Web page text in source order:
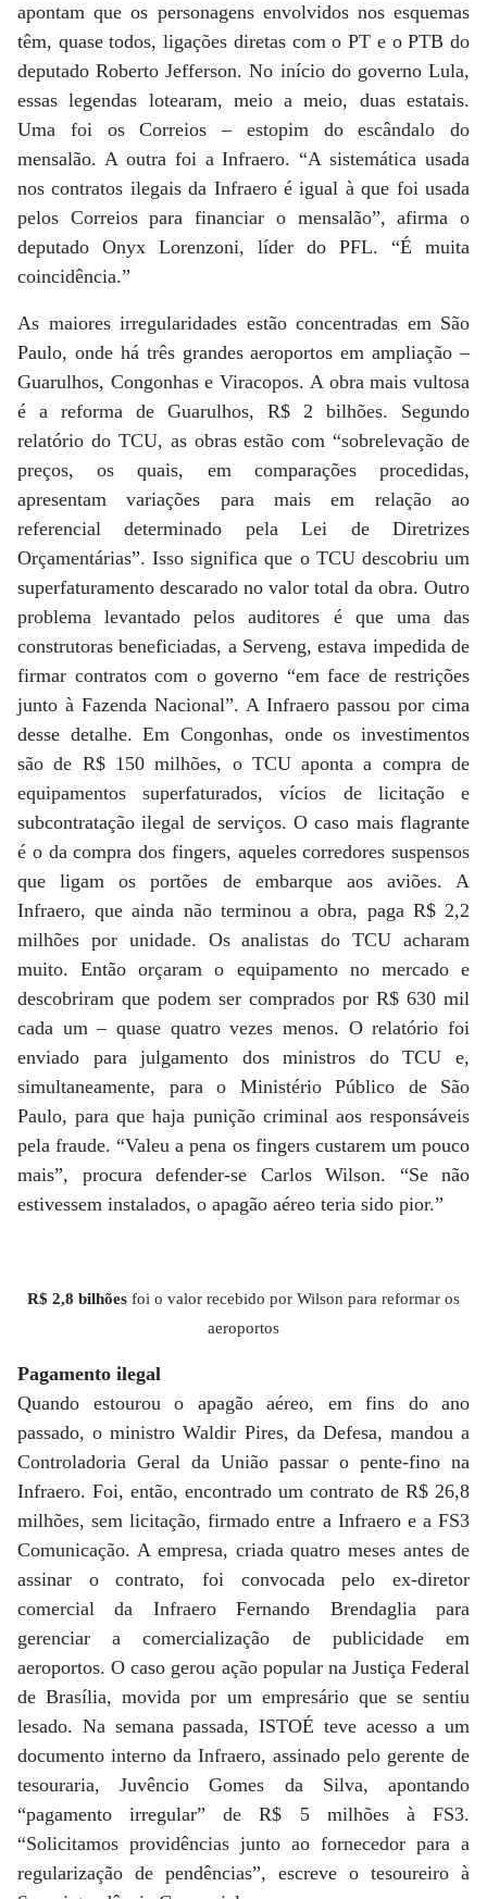
apontam que os personagens envolvidos nos esquemas
têm, quase todos, ligações diretas com o PT e o PTB do
deputado Roberto Jefferson. No início do governo Lula,
essas legendas lotearam, meio a meio, duas estatais.
Uma foi os Correios – estopim do escândalo do
mensalão. A outra foi a Infraero. “A sistemática usada
nos contratos ilegais da Infraero é igual à que foi usada
pelos Correios para financiar o mensalão”, afirma o
deputado Onyx Lorenzoni, líder do PFL. “É muita
coincidência.”
As maiores irregularidades estão concentradas em São
Paulo, onde há três grandes aeroportos em ampliação –
Guarulhos, Congonhas e Viracopos. A obra mais vultosa
é a reforma de Guarulhos, R$ 2 bilhões. Segundo
relatório do TCU, as obras estão com “sobrelevação de
preços, os quais, em comparações procedidas,
apresentam variações para mais em relação ao
referencial determinado pela Lei de Diretrizes
Orçamentárias”. Isso significa que o TCU descobriu um
superfaturamento descarado no valor total da obra. Outro
problema levantado pelos auditores é que uma das
construtoras beneficiadas, a Serveng, estava impedida de
firmar contratos com o governo “em face de restrições
junto à Fazenda Nacional”. A Infraero passou por cima
desse detalhe. Em Congonhas, onde os investimentos
são de R$ 150 milhões, o TCU aponta a compra de
equipamentos superfaturados, vícios de licitação e
subcontratação ilegal de serviços. O caso mais flagrante
é o da compra dos fingers, aqueles corredores suspensos
que ligam os portões de embarque aos aviões. A
Infraero, que ainda não terminou a obra, paga R$ 2,2
milhões por unidade. Os analistas do TCU acharam
muito. Então orçaram o equipamento no mercado e
descobriram que podem ser comprados por R$ 630 mil
cada um – quase quatro vezes menos. O relatório foi
enviado para julgamento dos ministros do TCU e,
simultaneamente, para o Ministério Público de São
Paulo, para que haja punição criminal aos responsáveis
pela fraude. “Valeu a pena os fingers custarem um pouco
mais”, procura defender-se Carlos Wilson. “Se não
estivessem instalados, o apagão aéreo teria sido pior.”
R$ 2,8 bilhões foi o valor recebido por Wilson para reformar os
aeroportos
Pagamento ilegal
Quando estourou o apagão aéreo, em fins do ano
passado, o ministro Waldir Pires, da Defesa, mandou a
Controladoria Geral da União passar o pente-fino na
Infraero. Foi, então, encontrado um contrato de R$ 26,8
milhões, sem licitação, firmado entre a Infraero e a FS3
Comunicação. A empresa, criada quatro meses antes de
assinar o contrato, foi convocada pelo ex-diretor
comercial da Infraero Fernando Brendaglia para
gerenciar a comercialização de publicidade em
aeroportos. O caso gerou ação popular na Justiça Federal
de Brasília, movida por um empresário que se sentiu
lesado. Na semana passada, ISTOÉ teve acesso a um
documento interno da Infraero, assinado pelo gerente de
tesouraria, Juvêncio Gomes da Silva, apontando
“pagamento irregular” de R$ 5 milhões à FS3.
“Solicitamos providências junto ao fornecedor para a
regularização de pendências”, escreve o tesoureiro à